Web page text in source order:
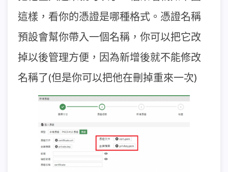
這樣，看你的憑證是哪種格式。憑證名稱
預設會幫你帶入一個名稱，你可以把它改
掉以後管理方便，因為新增後就不能修改
名稱了(但是你可以把他在刪掉重來一次)